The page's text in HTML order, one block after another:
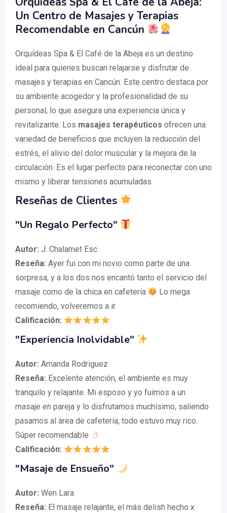
Un Centro de Masajes y Terapias
Recomendable en Cancún
Orquídeas Spa & El Café de la Abeja es un destino
ideal para quienes buscan relajarse y disfrutar de
masajes y terapias en Cancún. Este centro destaca por
su ambiente acogedor y la profesionalidad de su
personal, lo que asegura una experiencia única y
revitalizante. Los masajes terapéuticos ofrecen una
variedad de beneficios que incluyen la reducción del
estrés, el alivio del dolor muscular y la mejora de la
circulación. Es el lugar perfecto para reconectar con uno
mismo y liberar tensiones acumuladas.
Reseñas de Clientes
"Un Regalo Perfecto"
Autor: J. Chalamet Esc
Reseña: Ayer fui con mi novio como parte de una
sorpresa, y a los dos nos encantó tanto el servicio del
masaje como de la chica en cafetería
Lo mega
recomiendo, volveremos a ir.
Calificación:
"Experiencia Inolvidable"
Autor: Amanda Rodriguez
Reseña: Excelente atención, el ambiente es muy
tranquilo y relajante. Mi esposo y yo fuimos a un
masaje en pareja y lo disfrutamos muchísimo, saliendo
pasamos al área de cafetería, todo estuvo muy rico.
Súper recomendable
Calificación:
"Masaje de Ensueño"
Autor: Wen Lara
Reseña: El masaje relajante, el más delish hecho x